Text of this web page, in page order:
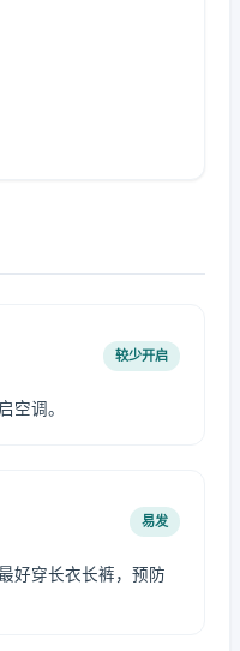
较少开启
空调。
易发
好穿长衣长裤，预防